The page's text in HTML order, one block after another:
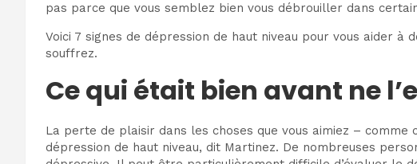
pas parce que vous semblez bien vous débrouiller dans
Voici 7 signes de dépression de haut niveau pour vous aider
souffrez.
Ce qui était bien avant ne
La perte de plaisir dans les choses que vous aimiez –
dépression de haut niveau, dit Martinez. De nombreuses